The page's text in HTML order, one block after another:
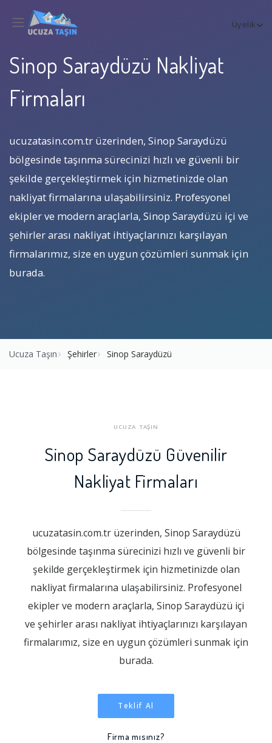
Üyelik
Sinop Saraydüzü Nakliyat
Firmaları
ucuzatasin.com.tr üzerinden, Sinop Saraydüzü
bölgesinde taşınma sürecinizi hızlı ve güvenli bir
şekilde gerçekleştirmek için hizmetinizde olan
nakliyat firmalarına ulaşabilirsiniz. Profesyonel
ekipler ve modern araçlarla, Sinop Saraydüzü içi ve
şehirler arası nakliyat ihtiyaçlarınızı karşılayan
firmalarımız, size en uygun çözümleri sunmak için
burada.
Ucuza Taşın Şehirler Sinop Saraydüzü
UCUZA TAŞIN
Sinop Saraydüzü Güvenilir
Nakliyat Firmaları
ucuzatasin.com.tr üzerinden, Sinop Saraydüzü
bölgesinde taşınma sürecinizi hızlı ve güvenli bir
şekilde gerçekleştirmek için hizmetinizde olan
nakliyat firmalarına ulaşabilirsiniz. Profesyonel
ekipler ve modern araçlarla, Sinop Saraydüzü içi
ve şehirler arası nakliyat ihtiyaçlarınızı karşılayan
firmalarımız, size en uygun çözümleri sunmak için
burada.
Teklif Al
Firma mısınız?